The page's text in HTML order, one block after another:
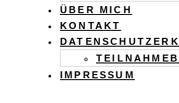
ÜBER MICH
KONTAKT
IMPRESSUM